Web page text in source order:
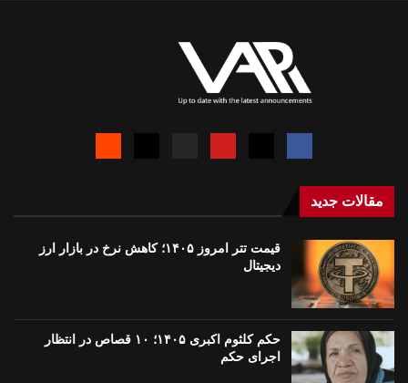
مقالات جدید
قیمت تتر امروز ۱۴۰۵؛ کاهش نرخ در بازار ارز
دیجیتال
حکم کلثوم اکبری ۱۴۰۵؛ ۱۰ قصاص در انتظار
اجرای حکم